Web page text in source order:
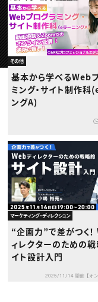
スキルアップしたい
スキルアップしたい
デザイン
プログラミング
動画配信・映像制作
編集・ライティング
マーケティング
ディレクション
業界解説・キャリア
お役立ち基礎知識
TOP Creator’s コ
TOP Creator’s コ
Webクリエイター
アプリクリエイター
ゲームクリエイター
映像クリエイター
クリエイターイン
C＆R Magazine
セミナー
ニュース・トレンド
Web
映像
ゲーム・エンタメ
広告
出版
CREATIVE
プロフ
その他
基本から学べるWeb
ミング・サイト制作科
ングA)
マーケティング・ディレクション
“企画力”で差がつく
ィレクターのための
イト設計入門
2025/11/14 開催【オン